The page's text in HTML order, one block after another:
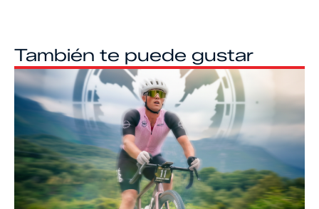
También te puede gustar